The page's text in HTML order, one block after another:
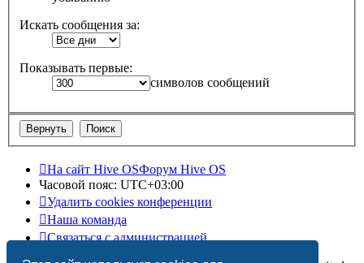
Искать сообщения за:
Показывать первые:
символов сообщений
На сайт Hive OSФорум Hive OS
Часовой пояс: UTC+03:00
Удалить cookies конференции
Наша команда
Связаться с администрацией